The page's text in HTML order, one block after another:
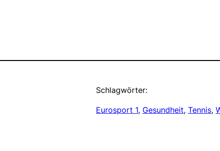
Schlagwörter:
Eurosport 1, Gesundheit, Tennis,